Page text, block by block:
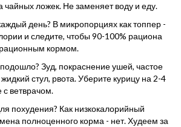
чайных ложек. Не заменяет воду и еду.
день? В микропорциях как топпер -
и следите, чтобы 90-100% рациона
кормом.
подошло? Зуд, покраснение ушей, частое
стул, рвота. Уберите курицу на 2-4
с ветврачом.
похудения? Как низкокалорийный
полноценного корма - нет. Худеем за